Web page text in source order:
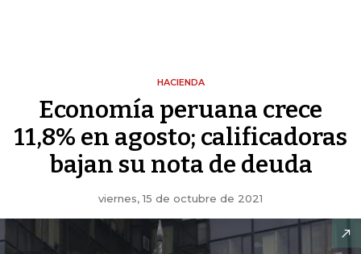
HACIENDA
Economía peruana crece
11,8% en agosto; calificadoras
bajan su nota de deuda
viernes, 15 de octubre de 2021